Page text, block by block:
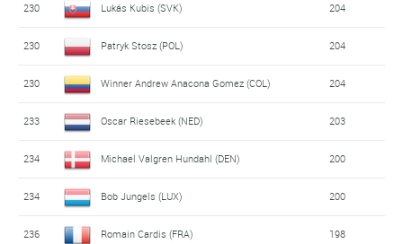
230 Lukás Kubis (SVK) 204
230 Patryk Stosz (POL) 204
230 Winner Andrew Anacona Gomez (COL) 204
233 Oscar Riesebeek (NED) 203
234 Michael Valgren Hundahl (DEN) 200
234 Bob Jungels (LUX) 200
236 Romain Cardis (FRA) 198